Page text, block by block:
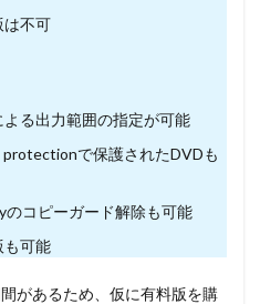
は不可
る出力範囲の指定が可能
で保護されたDVDも
コピーガード解除も可能
も可能
があるため、仮に有料版を購